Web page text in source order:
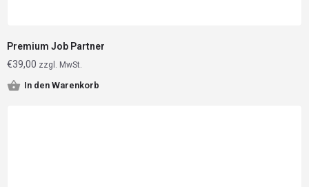
Premium Job Partner
€39,00 zzgl. MwSt.
In den Warenkorb